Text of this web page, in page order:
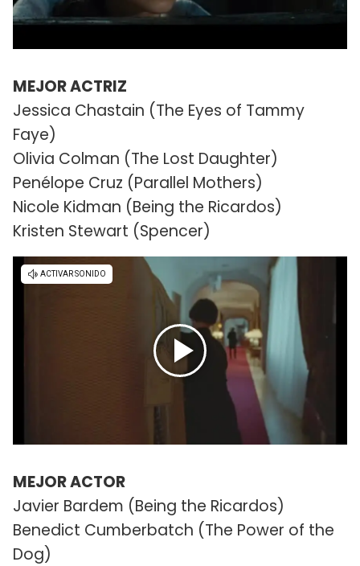
MEJOR ACTRIZ
Jessica Chastain (The Eyes of Tammy
Faye)
Olivia Colman (The Lost Daughter)
Penélope Cruz (Parallel Mothers)
Nicole Kidman (Being the Ricardos)
Kristen Stewart (Spencer)
MEJOR ACTOR
Javier Bardem (Being the Ricardos)
Benedict Cumberbatch (The Power of the
Dog)